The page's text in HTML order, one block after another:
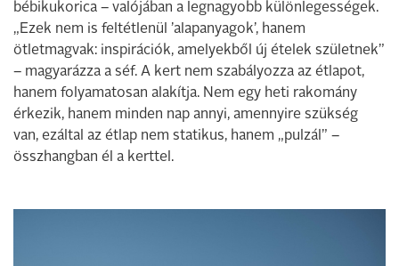
bébikukorica – valójában a legnagyobb különlegességek.
„Ezek nem is feltétlenül ’alapanyagok’, hanem
ötletmagvak: inspirációk, amelyekből új ételek születnek”
– magyarázza a séf. A kert nem szabályozza az étlapot,
hanem folyamatosan alakítja. Nem egy heti rakomány
érkezik, hanem minden nap annyi, amennyire szükség
van, ezáltal az étlap nem statikus, hanem „pulzál” –
összhangban él a kerttel.